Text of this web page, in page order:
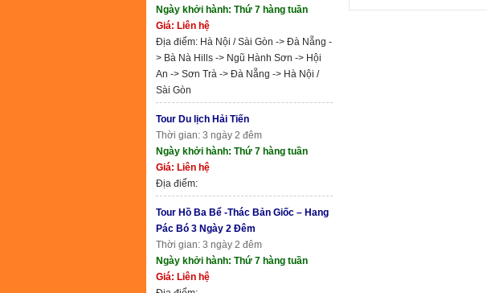
Ngày khởi hành: Thứ 7 hàng tuần
Giá: Liên hệ
Địa điểm: Hà Nội / Sài Gòn -> Đà Nẵng -
> Bà Nà Hills -> Ngũ Hành Sơn -> Hội
An -> Sơn Trà -> Đà Nẵng -> Hà Nội /
Sài Gòn
Tour Du lịch Hải Tiến
Thời gian: 3 ngày 2 đêm
Ngày khởi hành: Thứ 7 hàng tuần
Giá: Liên hệ
Địa điểm:
Tour Hồ Ba Bể -Thác Bản Giốc – Hang
Pác Bó 3 Ngày 2 Đêm
Thời gian: 3 ngày 2 đêm
Ngày khởi hành: Thứ 7 hàng tuần
Giá: Liên hệ